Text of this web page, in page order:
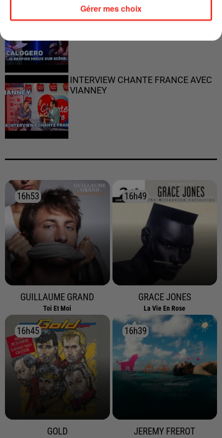
"JE RESPIRE MIEUX SUR SCÈNE" -
CALOGERO
INTERVIEW CHANTE FRANCE AVEC
VIANNEY
16h53
16h53
GUILLAUME GRAND
Toi Et Moi
16h49
16h49
GRACE JONES
La Vie En Rose
16h45
16h45
GOLD
16h39
16h39
JEREMY FREROT
Gérer mes choix